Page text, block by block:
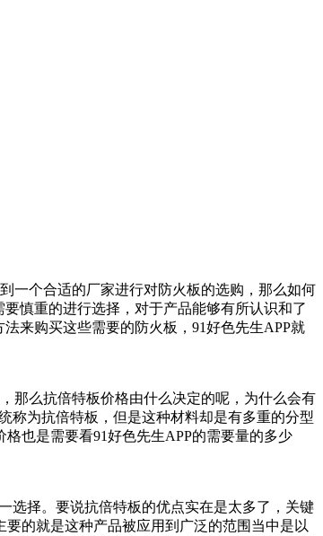
个合适的厂家进行对防火板的选购，那么如何
慎重的进行选择，对于产品能够有所认识和了
购买这些需要的防火板，91好色先生APP就
那么抗倍特板价格由什么决定的呢，为什么会有
称为抗倍特板，但是这种材料却是有多重的分型
的价格也是需要看91好色先生APP的需要量的多少
。要说抗倍特板的优点实在是太多了，关键
主要的就是这种产品被应用到广泛的范围当中是以